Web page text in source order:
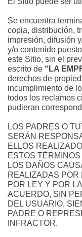
Se encuentra
copia, distribución,
impresión, difusión
y/o contenido
este Sitio, sin el
escrito de “LA
derechos de
incumplimiento de
todos los reclamos
pudieran
LOS PADRES O
SERÁN
ELLOS
ESTOS
LOS DAÑOS
REALIZADAS POR
POR LEY Y POR
ACUERDO, SIN
DEL USUARIO,
PADRE O
INFRACTOR.